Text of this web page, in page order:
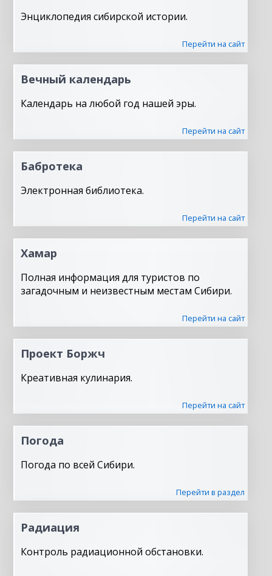
Энциклопедия сибирской истории.
Перейти на сайт
Вечный календарь
Календарь на любой год нашей эры.
Перейти на сайт
Бабротека
Электронная библиотека.
Перейти на сайт
Хамар
Полная информация для туристов по
загадочным и неизвестным местам Сибири.
Перейти на сайт
Проект Боржч
Креативная кулинария.
Перейти на сайт
Погода
Погода по всей Сибири.
Перейти в раздел
Радиация
Контроль радиационной обстановки.